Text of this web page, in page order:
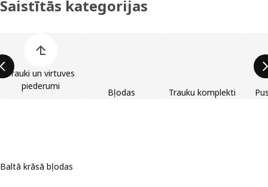
Saistītās kategorijas
Trauki un virtuves
piederumi
Bļodas Trauku komplekti
Baltā krāsā bļodas